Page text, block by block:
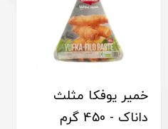
خمیر یوفکا مثلث
داناک - 450 گرم